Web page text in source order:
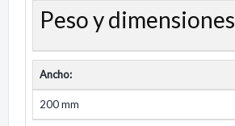
Peso y dimensiones
Ancho:
200 mm